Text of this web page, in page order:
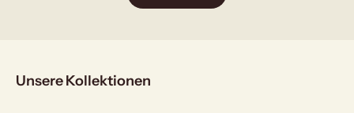
Unsere Kollektionen